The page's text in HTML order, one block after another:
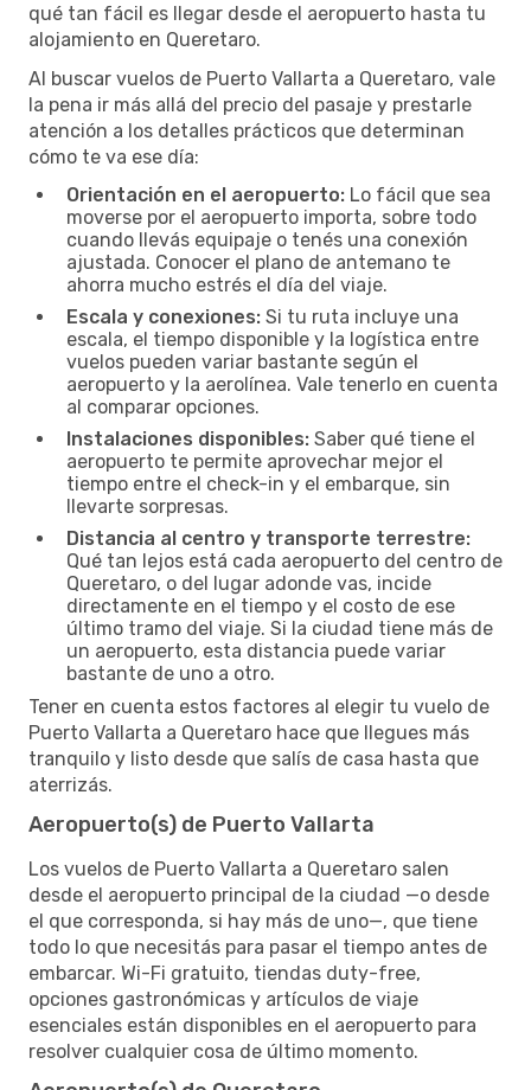
qué tan fácil es llegar desde el aeropuerto hasta tu
alojamiento en Queretaro.
Al buscar vuelos de Puerto Vallarta a Queretaro, vale
la pena ir más allá del precio del pasaje y prestarle
atención a los detalles prácticos que determinan
cómo te va ese día:
Orientación en el aeropuerto: Lo fácil que sea
moverse por el aeropuerto importa, sobre todo
cuando llevás equipaje o tenés una conexión
ajustada. Conocer el plano de antemano te
ahorra mucho estrés el día del viaje.
Escala y conexiones: Si tu ruta incluye una
escala, el tiempo disponible y la logística entre
vuelos pueden variar bastante según el
aeropuerto y la aerolínea. Vale tenerlo en cuenta
al comparar opciones.
Instalaciones disponibles: Saber qué tiene el
aeropuerto te permite aprovechar mejor el
tiempo entre el check-in y el embarque, sin
llevarte sorpresas.
Distancia al centro y transporte terrestre:
Qué tan lejos está cada aeropuerto del centro de
Queretaro, o del lugar adonde vas, incide
directamente en el tiempo y el costo de ese
último tramo del viaje. Si la ciudad tiene más de
un aeropuerto, esta distancia puede variar
bastante de uno a otro.
Tener en cuenta estos factores al elegir tu vuelo de
Puerto Vallarta a Queretaro hace que llegues más
tranquilo y listo desde que salís de casa hasta que
aterrizás.
Aeropuerto(s) de Puerto Vallarta
Los vuelos de Puerto Vallarta a Queretaro salen
desde el aeropuerto principal de la ciudad —o desde
el que corresponda, si hay más de uno—, que tiene
todo lo que necesitás para pasar el tiempo antes de
embarcar. Wi-Fi gratuito, tiendas duty-free,
opciones gastronómicas y artículos de viaje
esenciales están disponibles en el aeropuerto para
resolver cualquier cosa de último momento.